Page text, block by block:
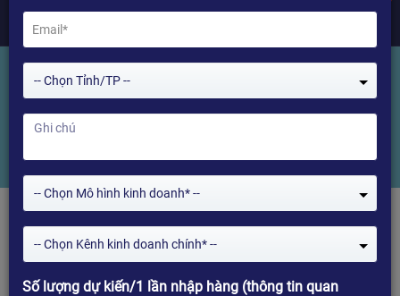
Tìm kiếm Sản phẩm
-- Chọn Tỉnh/TP --
-- Chọn Mô hình kinh doanh* --
-- Chọn Kênh kinh doanh chính* --
Số lượng dự kiến/1 lần nhập hàng (thông tin quan